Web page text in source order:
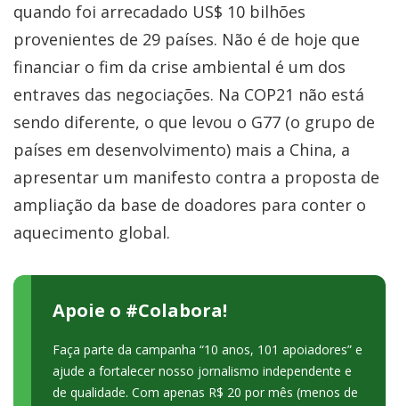
quando foi arrecadado US$ 10 bilhões
provenientes de 29 países. Não é de hoje que
financiar o fim da crise ambiental é um dos
entraves das negociações. Na COP21 não está
sendo diferente, o que levou o G77 (o grupo de
países em desenvolvimento) mais a China, a
apresentar um manifesto contra a proposta de
ampliação da base de doadores para conter o
aquecimento global.
Apoie o #Colabora!
Faça parte da campanha “10 anos, 101 apoiadores” e
ajude a fortalecer nosso jornalismo independente e
de qualidade. Com apenas R$ 20 por mês (menos de